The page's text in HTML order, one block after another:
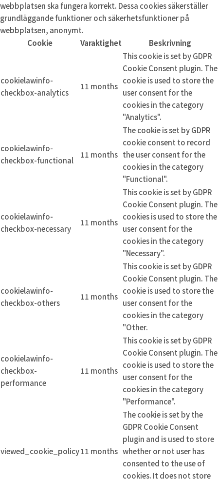
webbplatsen ska fungera korrekt. Dessa cookies säkerställer
grundläggande funktioner och säkerhetsfunktioner på
webbplatsen, anonymt.
Cookie
Varaktighet Beskrivning
cookielawinfo-
checkbox-analytics
11 months
This cookie is set by GDPR
Cookie Consent plugin. The
cookie is used to store the
user consent for the
cookies in the category
"Analytics".
cookielawinfo-
checkbox-functional
11 months
The cookie is set by GDPR
cookie consent to record
the user consent for the
cookies in the category
"Functional".
cookielawinfo-
checkbox-necessary
11 months
This cookie is set by GDPR
Cookie Consent plugin. The
cookies is used to store the
user consent for the
cookies in the category
"Necessary".
cookielawinfo-
checkbox-others
11 months
This cookie is set by GDPR
Cookie Consent plugin. The
cookie is used to store the
user consent for the
cookies in the category
"Other.
cookielawinfo-
checkbox-
performance
11 months
This cookie is set by GDPR
Cookie Consent plugin. The
cookie is used to store the
user consent for the
cookies in the category
"Performance".
viewed_cookie_policy11 months
The cookie is set by the
GDPR Cookie Consent
plugin and is used to store
whether or not user has
consented to the use of
cookies. It does not store